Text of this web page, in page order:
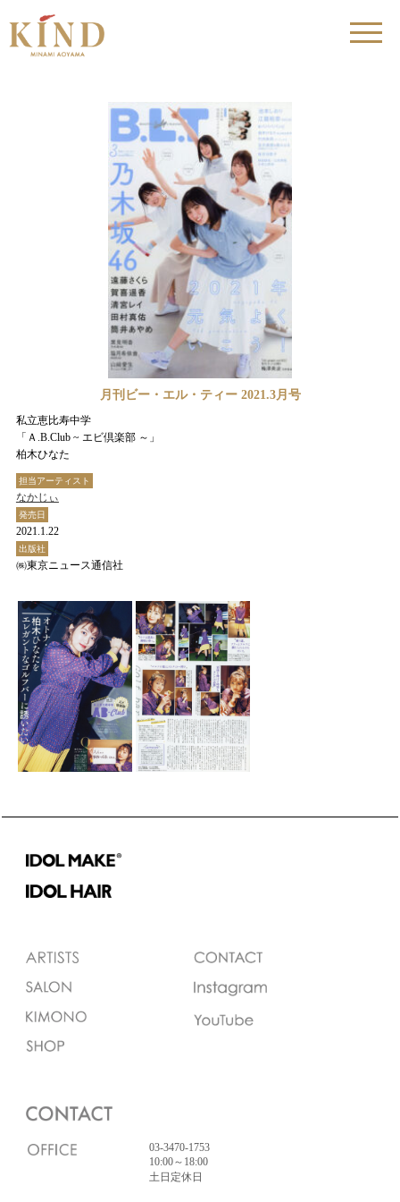
月刊ビー・エル・ティー 2021.3月号
私立恵比寿中学
「Ａ.B.Club ~ エビ倶楽部 ～」
柏木ひなた
担当アーティスト
なかじぃ
発売日
2021.1.22
出版社
㈱東京ニュース通信社
03-3470-1753
10:00～18:00
土日定休日